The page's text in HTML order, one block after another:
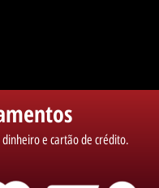
e cartão de crédito.